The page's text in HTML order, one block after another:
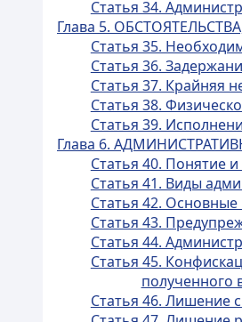
Статья 34.
Глава 5.
Статья 35.
Статья 36.
Статья 37. Крайняя
Статья 38.
Статья 39.
Глава 6.
Статья 40. Понятие
Статья 41. Виды
Статья 42.
Статья 43.
Статья 44.
Статья 45.
полученного
Статья 46. Лишение